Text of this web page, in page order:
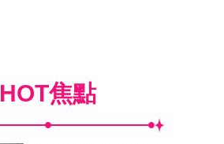
HOT焦點